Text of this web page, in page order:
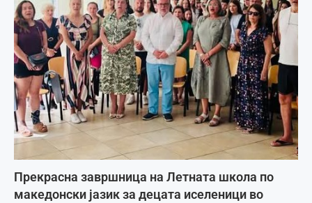
Прекрасна завршница на Летната школа по
македонски јазик за децата иселеници во